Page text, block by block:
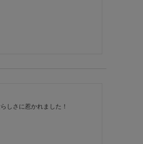
しさに惹かれました！